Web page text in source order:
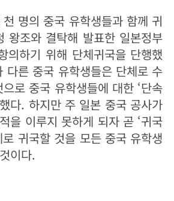
명의 중국 유학생들과 함께 귀
왕조와 결탁해 발표한 일본정부
의하기 위해 단체귀국을 단행했
다른 중국 유학생들은 단체로 수
로 중국 유학생들에 대한 ‘단속
다. 하지만 주 일본 중국 공사가
을 이루지 못하게 되자 곧 ‘귀국
로 귀국할 것을 모든 중국 유학생
이다.